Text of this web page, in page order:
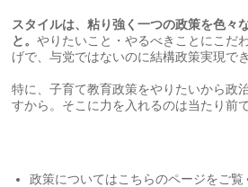
スタイルは、粘り強く一つの政策を色々
と。やりたいこと・やるべきことにこだ
げで、与党ではないのに結構政策実現で
特に、子育て教育政策をやりたいから政
すから。そこに力を入れるのは当たり前で
政策についてはこちらのページを